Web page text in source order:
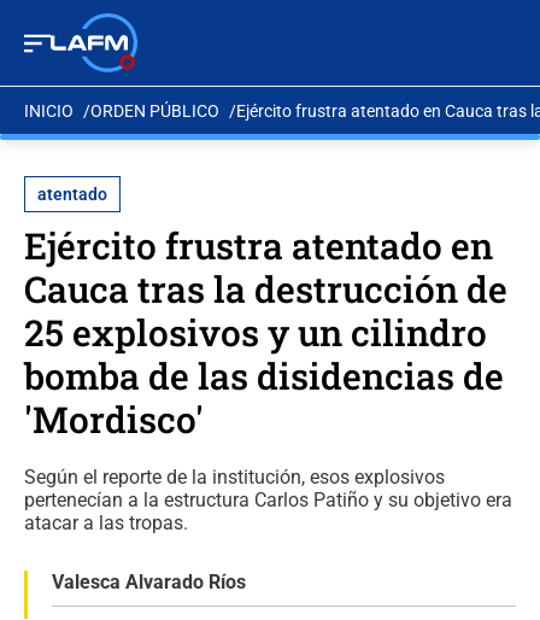
INICIO ORDEN PÚBLICO Ejército frustra atentado en Cauca tras
atentado
Ejército frustra atentado en
Cauca tras la destrucción de
25 explosivos y un cilindro
bomba de las disidencias de
'Mordisco'
Según el reporte de la institución, esos explosivos
pertenecían a la estructura Carlos Patiño y su objetivo era
atacar a las tropas.
Valesca Alvarado Ríos